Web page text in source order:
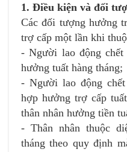
1. Điều kiện và đối
Các đối tượng hưởng
trợ cấp một lần khi
- Người lao động
hưởng tuất hàng tháng;
- Người lao động
hợp hưởng trợ cấp
thân nhân hưởng tiền
- Thân nhân thuộc
tháng theo quy định
Số điện thoại*
Email *
Địa chỉ doanh nghiệp*
Email*
Chọn dịch vụ cần hỗ trợ
Danh mục hỗ trợ*